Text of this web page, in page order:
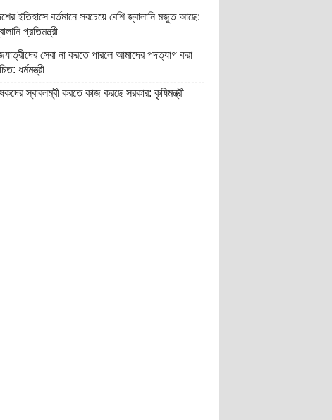
ইতিহাসে বর্তমানে সবচেয়ে বেশি জ্বালানি মজুত আছে:
প্রতিমন্ত্রী
সেবা না করতে পারলে আমাদের পদত্যাগ করা
ধর্মমন্ত্রী
স্বাবলম্বী করতে কাজ করছে সরকার: কৃষিমন্ত্রী